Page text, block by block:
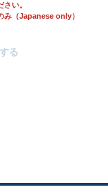
さい。
み（Japanese only）